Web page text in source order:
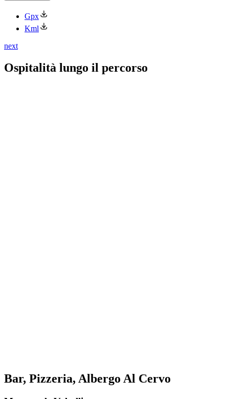
Gpx
Kml
next
Ospitalità lungo il percorso
Bar, Pizzeria, Albergo Al Cervo